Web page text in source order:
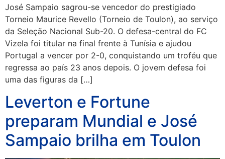
José Sampaio sagrou-se vencedor do prestigiado
Torneio Maurice Revello (Torneio de Toulon), ao serviço
da Seleção Nacional Sub-20. O defesa-central do FC
Vizela foi titular na final frente à Tunísia e ajudou
Portugal a vencer por 2-0, conquistando um troféu que
regressa ao país 23 anos depois. O jovem defesa foi
uma das figuras da […]
Leverton e Fortune
preparam Mundial e José
Sampaio brilha em Toulon